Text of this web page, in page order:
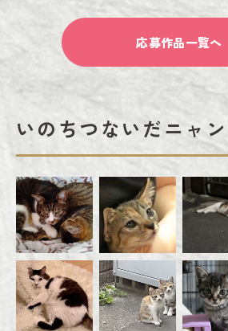
応募作品一覧へ
いのちつないだニャ